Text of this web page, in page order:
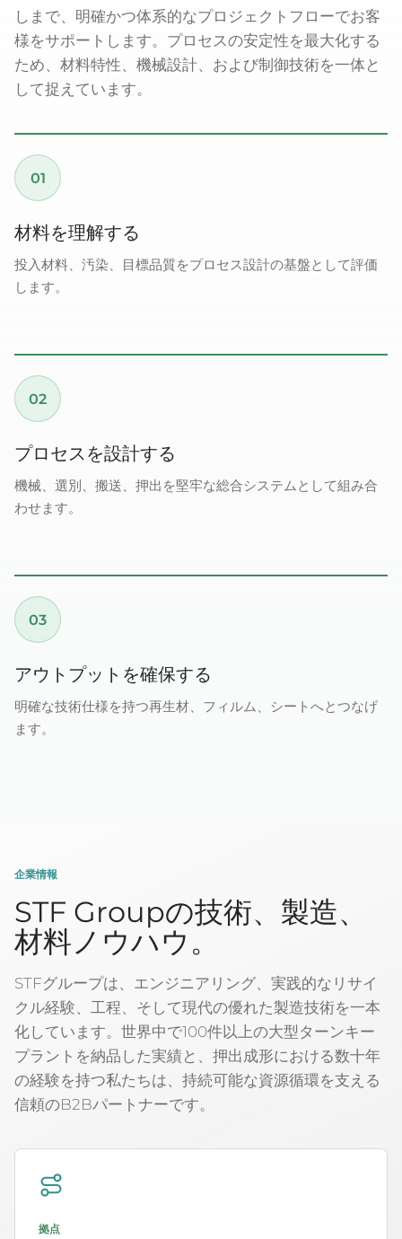
しまで、明確かつ体系的なプロジェクトフローでお客
様をサポートします。プロセスの安定性を最大化する
ため、材料特性、機械設計、および制御技術を一体と
して捉えています。
01
材料を理解する
投入材料、汚染、目標品質をプロセス設計の基盤として評価
します。
02
プロセスを設計する
機械、選別、搬送、押出を堅牢な総合システムとして組み合
わせます。
03
アウトプットを確保する
明確な技術仕様を持つ再生材、フィルム、シートへとつなげ
ます。
企業情報
STF Groupの技術、製造、
材料ノウハウ。
STFグループは、エンジニアリング、実践的なリサイ
クル経験、工程、そして現代の優れた製造技術を一本
化しています。世界中で100件以上の大型ターンキー
プラントを納品した実績と、押出成形における数十年
の経験を持つ私たちは、持続可能な資源循環を支える
信頼のB2Bパートナーです。
拠点